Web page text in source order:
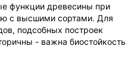
функции древесины при
с высшими сортами. Для
подсобных построек
- важна биостойкость